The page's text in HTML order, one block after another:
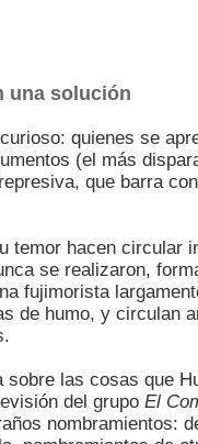
una solución
quienes se
(el más
que barra
temor hacen circular
se realizaron,
fujimorista
de humo, y circulan
sobre las cosas que
del grupo El
nombramientos: